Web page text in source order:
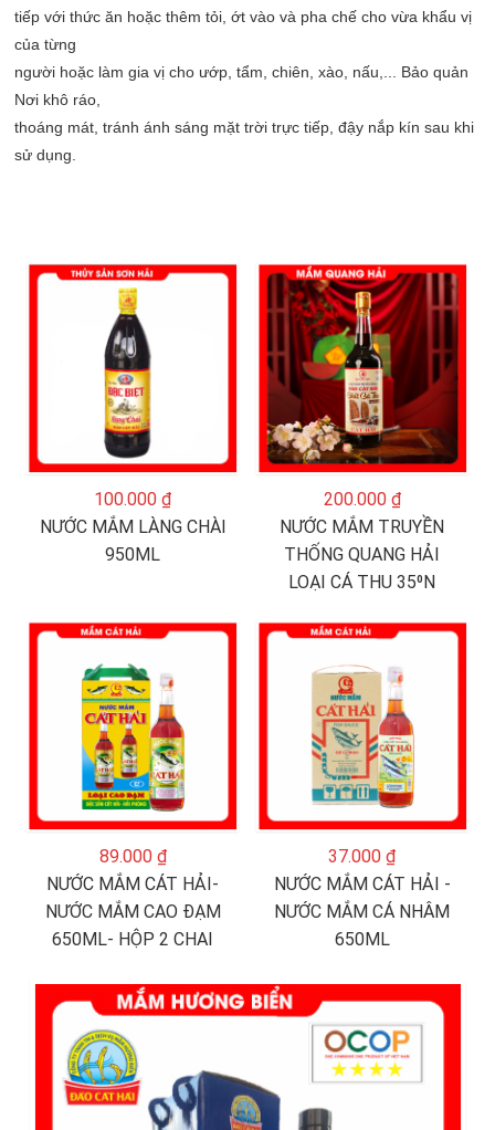
tiếp với thức ăn hoặc thêm tỏi, ớt vào và pha chế cho vừa khẩu vị
của từng
người hoặc làm gia vị cho ướp, tẩm, chiên, xào, nấu,... Bảo quản
Nơi khô ráo,
thoáng mát, tránh ánh sáng mặt trời trực tiếp, đậy nắp kín sau khi
sử dụng.
100.000 ₫
NƯỚC MẮM LÀNG CHÀI
950ML
200.000 ₫
NƯỚC MẮM TRUYỀN
THỐNG QUANG HẢI
LOẠI CÁ THU 35⁰N
89.000 ₫
NƯỚC MẮM CÁT HẢI-
NƯỚC MẮM CAO ĐẠM
650ML- HỘP 2 CHAI
37.000 ₫
NƯỚC MẮM CÁT HẢI -
NƯỚC MẮM CÁ NHÂM
650ML